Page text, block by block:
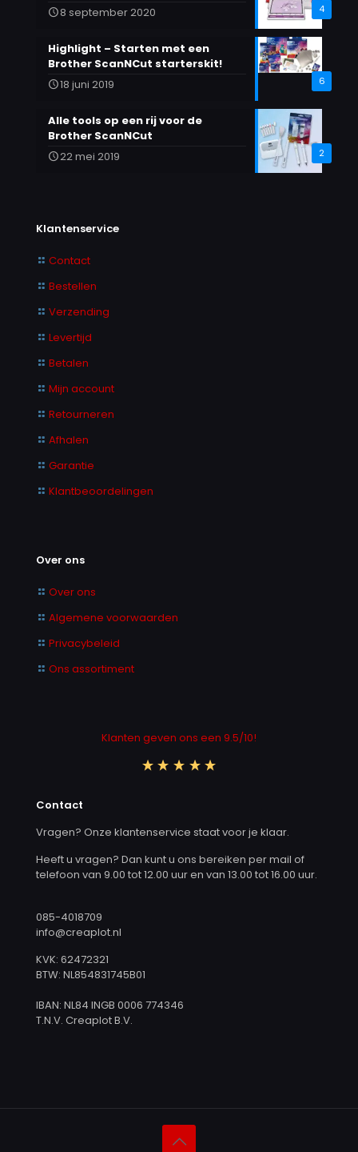
4
8 september 2020
6
Highlight – Starten met een
Brother ScanNCut starterskit!
18 juni 2019
2
Alle tools op een rij voor de
Brother ScanNCut
22 mei 2019
Klantenservice
Contact
Bestellen
Verzending
Levertijd
Betalen
Mijn account
Retourneren
Afhalen
Garantie
Klantbeoordelingen
Over ons
Over ons
Algemene voorwaarden
Privacybeleid
Ons assortiment
Klanten geven ons een 9.5/10!
Contact
Vragen? Onze klantenservice staat voor je klaar.
Heeft u vragen? Dan kunt u ons bereiken per mail of
telefoon van 9.00 tot 12.00 uur en van 13.00 tot 16.00 uur.
085-4018709
info@creaplot.nl
KVK: 62472321
BTW: NL854831745B01
IBAN: NL84 INGB 0006 774346
T.N.V. Creaplot B.V.